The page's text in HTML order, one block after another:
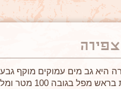
היא גב מים עמוקים מוקף
100 מטר ומלאה במים רוב ימות השנה.